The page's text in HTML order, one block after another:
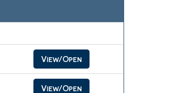
View/Open
View/Open